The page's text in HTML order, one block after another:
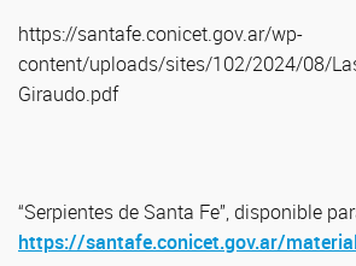
https://santafe.conicet.gov.ar/wp-
content/uploads/sites/102/2024/08/
Giraudo.pdf
“Serpientes de Santa Fe”, disponible
https://santafe.conicet.gov.ar/